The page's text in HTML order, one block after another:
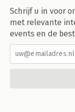
Schrijf u in voor
met relevante
events en de